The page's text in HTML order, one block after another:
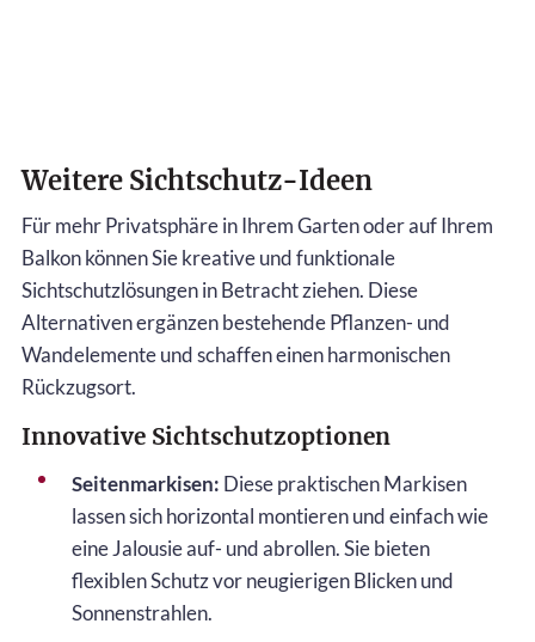
Weitere Sichtschutz-Ideen
Für mehr Privatsphäre in Ihrem Garten oder auf Ihrem
Balkon können Sie kreative und funktionale
Sichtschutzlösungen in Betracht ziehen. Diese
Alternativen ergänzen bestehende Pflanzen- und
Wandelemente und schaffen einen harmonischen
Rückzugsort.
Innovative Sichtschutzoptionen
Seitenmarkisen: Diese praktischen Markisen
lassen sich horizontal montieren und einfach wie
eine Jalousie auf- und abrollen. Sie bieten
flexiblen Schutz vor neugierigen Blicken und
Sonnenstrahlen.